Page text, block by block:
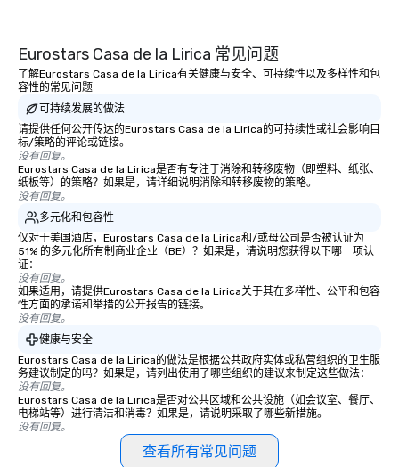
Eurostars Casa de la Lirica 常见问题
了解Eurostars Casa de la Lirica有关健康与安全、可持续性以及多样性和包
容性的常见问题
可持续发展的做法
请提供任何公开传达的Eurostars Casa de la Lirica的可持续性或社会影响目
标/策略的评论或链接。
没有回复。
Eurostars Casa de la Lirica是否有专注于消除和转移废物（即塑料、纸张、
纸板等）的策略？如果是，请详细说明消除和转移废物的策略。
没有回复。
多元化和包容性
仅对于美国酒店，Eurostars Casa de la Lirica和/或母公司是否被认证为
51% 的多元化所有制商业企业（BE）？如果是，请说明您获得以下哪一项认
证：
没有回复。
如果适用，请提供Eurostars Casa de la Lirica关于其在多样性、公平和包容
性方面的承诺和举措的公开报告的链接。
没有回复。
健康与安全
Eurostars Casa de la Lirica的做法是根据公共政府实体或私营组织的卫生服
务建议制定的吗？如果是，请列出使用了哪些组织的建议来制定这些做法：
没有回复。
Eurostars Casa de la Lirica是否对公共区域和公共设施（如会议室、餐厅、
电梯站等）进行清洁和消毒？如果是，请说明采取了哪些新措施。
没有回复。
查看所有常见问题